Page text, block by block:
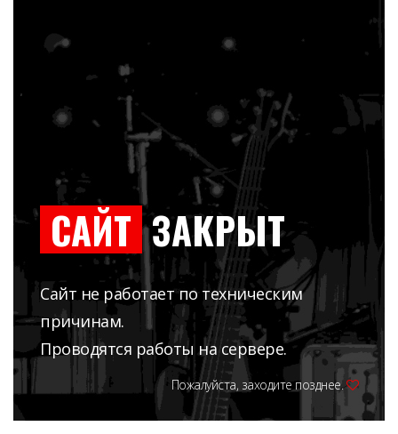
САЙТ ЗАКРЫТ
Сайт не работает по техническим
причинам.
Проводятся работы на сервере.
Пожалуйста, заходите позднее.